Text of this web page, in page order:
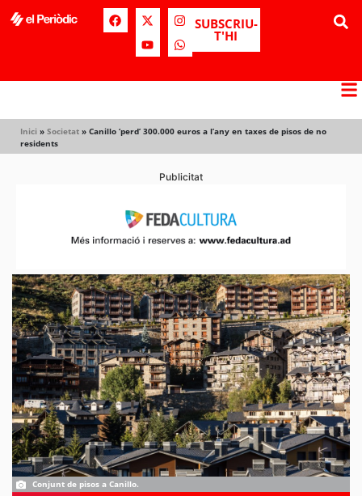
SUBSCRIU-
T'HI
Inici » Societat » Canillo ‘perd’ 300.000 euros a l’any en taxes de pisos de no
residents
Publicitat
Conjunt de pisos a Canillo.